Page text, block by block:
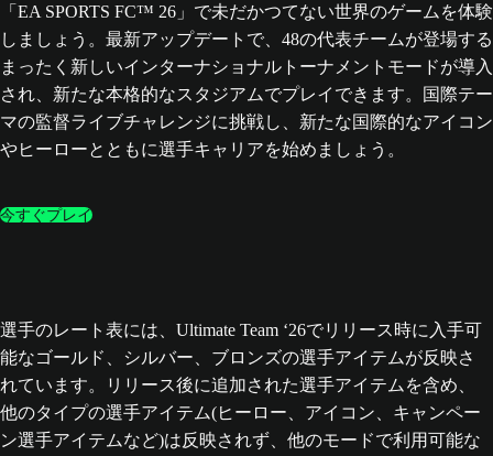
「EA SPORTS FC™ 26」で未だかつてない世界のゲームを体験
しましょう。最新アップデートで、48の代表チームが登場する
まったく新しいインターナショナルトーナメントモードが導入
され、新たな本格的なスタジアムでプレイできます。国際テー
マの監督ライブチャレンジに挑戦し、新たな国際的なアイコン
やヒーローとともに選手キャリアを始めましょう。
今すぐプレイ
選手のレート表には、Ultimate Team ‘26でリリース時に入手可
能なゴールド、シルバー、ブロンズの選手アイテムが反映さ
れています。リリース後に追加された選手アイテムを含め、
他のタイプの選手アイテム(ヒーロー、アイコン、キャンペー
ン選手アイテムなど)は反映されず、他のモードで利用可能な